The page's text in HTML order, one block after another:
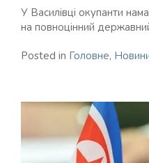
У Василівці окупанти
на повноцінний
Posted in Головне,